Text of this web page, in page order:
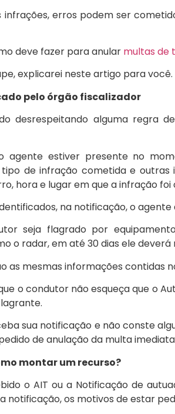
infrações, erros podem ser
deve fazer para anular multas de
explicarei neste artigo para você.
pelo órgão fiscalizador
desrespeitando alguma regra
agente estiver presente no
de infração cometida e
hora e lugar em que a infração foi
na notificação, o
seja flagrado por
o radar, em até 30 dias ele
as mesmas informações contidas
o condutor não esqueça que o
sua notificação e não conste
de anulação da multa
montar um recurso?
o AIT ou a Notificação de
notificação, os motivos de estar